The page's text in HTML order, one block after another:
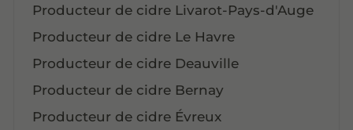
Producteur de cidre Livarot-Pays-d'Auge
Producteur de cidre Le Havre
Producteur de cidre Deauville
Producteur de cidre Bernay
Producteur de cidre Évreux